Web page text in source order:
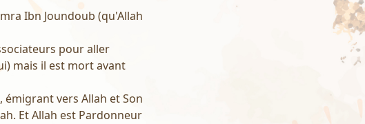
Ibn Joundoub (qu'Allah
pour aller
mais il est mort avant
vers Allah et Son
Et Allah est Pardonneur